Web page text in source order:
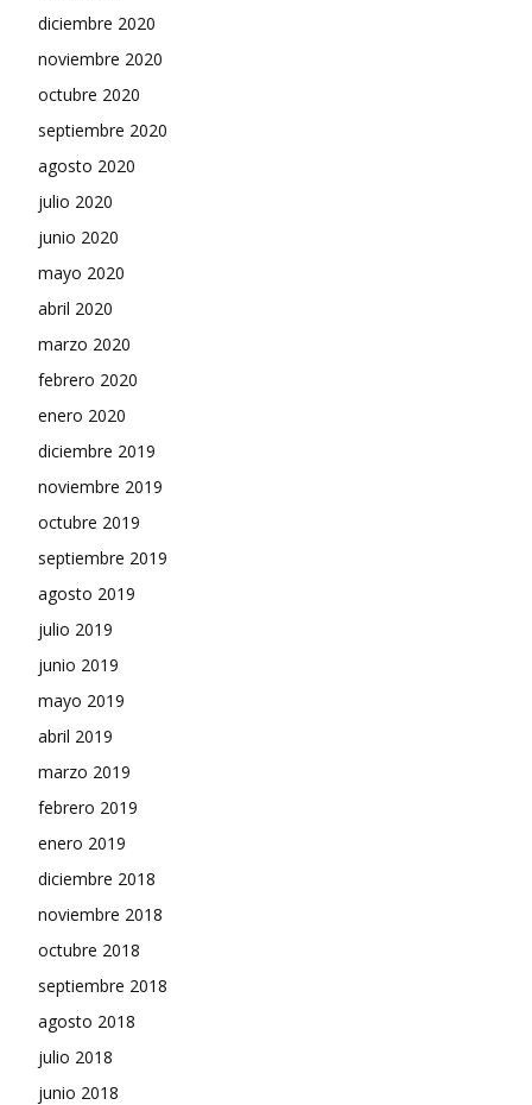
diciembre 2020
noviembre 2020
octubre 2020
septiembre 2020
agosto 2020
julio 2020
junio 2020
mayo 2020
abril 2020
marzo 2020
febrero 2020
enero 2020
diciembre 2019
noviembre 2019
octubre 2019
septiembre 2019
agosto 2019
julio 2019
junio 2019
mayo 2019
abril 2019
marzo 2019
febrero 2019
enero 2019
diciembre 2018
noviembre 2018
octubre 2018
septiembre 2018
agosto 2018
julio 2018
junio 2018